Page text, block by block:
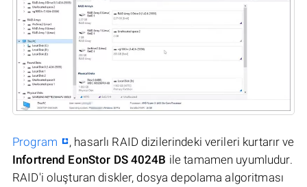
Program
, hasarlı RAID dizilerindeki verileri kurtarır ve
Infortrend EonStor DS 4024B ile tamamen uyumludur.
RAID'i oluşturan diskler, dosya depolama algoritması